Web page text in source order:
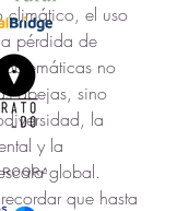
climático, el uso
pérdida de
no
abejas, sino
la
y la
global.